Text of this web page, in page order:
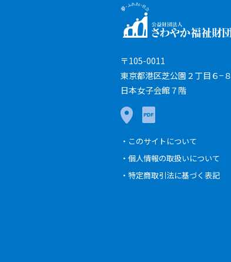
〒105-0011
東京都港区芝公園２丁目６−８
日本女子会館７階
このサイトについて
個人情報の取扱いについて
特定商取引法に基づく表記